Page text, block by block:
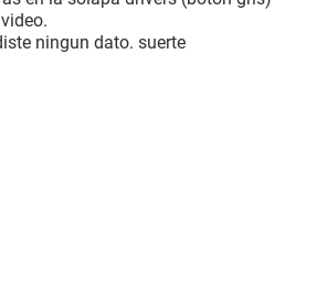
MB libre)
ningun dato. suerte